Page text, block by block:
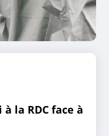
à la RDC face à